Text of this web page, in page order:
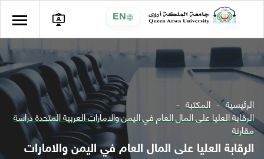
EN
الرئيسية المكتبة
الرقابة العليا على المال العام في اليمن والامارات العربية المتحدة دراسة
مقارنة
الرقابة العليا على المال العام في اليمن والامارات